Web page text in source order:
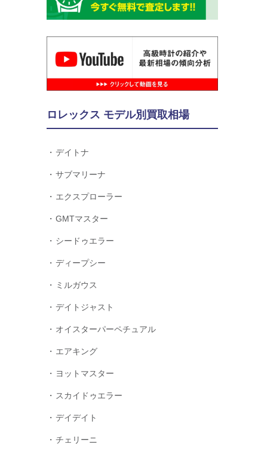
ロレックス モデル別買取相場
デイトナ
サブマリーナ
エクスプローラー
GMTマスター
シードゥエラー
ディープシー
ミルガウス
デイトジャスト
オイスターパーペチュアル
エアキング
ヨットマスター
スカイドゥエラー
デイデイト
チェリーニ